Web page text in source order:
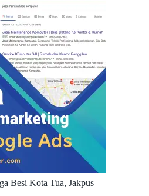
Besi Kota Tua, Jakpus